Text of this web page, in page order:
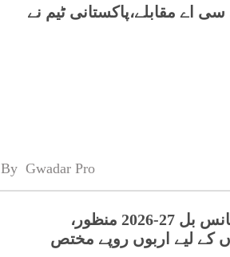
اے مقابلے،پاکستانی ٹیم نے
By Gwadar Pro
قومی اسمبلی سے فنانس بل 27-2026 منظور،
کے لیے اربوں روپے مختص